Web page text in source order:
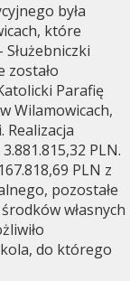
była
które
zostało
Parafię
Wilamowicach,
Realizacja
PLN.
PLN z
pozostałe
własnych
do którego